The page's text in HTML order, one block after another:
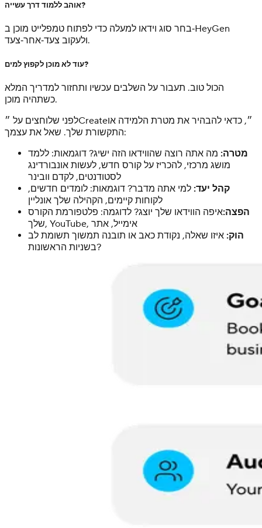
אוהב ללמוד דרך עשייה?
בחר סוג וידאו למעלה כדי לפתוח טמפלייט מוכן ב‑HeyGen
ולעקוב צעד‑אחר‑צעד.
עוד לא מוכן לקפוץ למים?
הכול טוב. תעבור על השלבים עכשיו ותחזור למדריך המלא
כשתהיה מוכן.
לפני שלוחצים על ״Create״, כדאי להבהיר את מטרת הלמידה או
התקשורת שלך. שאל את עצמך:
מטרה: מה אתה רוצה שהווידאו הזה ישיג? דוגמאות: ללמד
מושג מרכזי, להכריז על קורס חדש, לעשות אונבורדינג
לסטודנטים, לקדם וובינר
קהל יעד: למי אתה מדבר? דוגמאות: לומדים חדשים,
לקוחות קיימים, הקהילה שלך אונליין
הפצה:איפה הווידאו שלך יוצג? לדוגמה: פלטפורמת הקורס
שלך, YouTube, אימייל, אתר
הוק: איזו שאלה, נקודת כאב או תובנה תמשוך תשומת לב
בשניות הראשונות?